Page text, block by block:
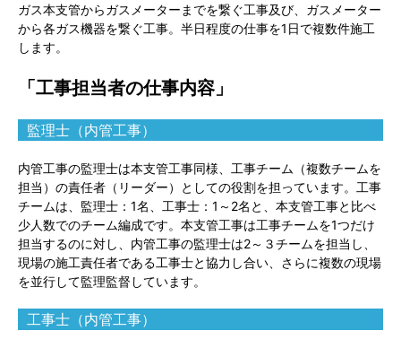
ガス本支管からガスメーターまでを繋ぐ工事及び、ガスメーター
から各ガス機器を繋ぐ工事。半日程度の仕事を1日で複数件施工
します。
「工事担当者の仕事内容」
監理士（内管工事）
内管工事の監理士は本支管工事同様、工事チーム（複数チームを
担当）の責任者（リーダー）としての役割を担っています。工事
チームは、監理士：1名、工事士：1～2名と、本支管工事と比べ
少人数でのチーム編成です。本支管工事は工事チームを1つだけ
担当するのに対し、内管工事の監理士は2～３チームを担当し、
現場の施工責任者である工事士と協力し合い、さらに複数の現場
を並行して監理監督しています。
工事士（内管工事）